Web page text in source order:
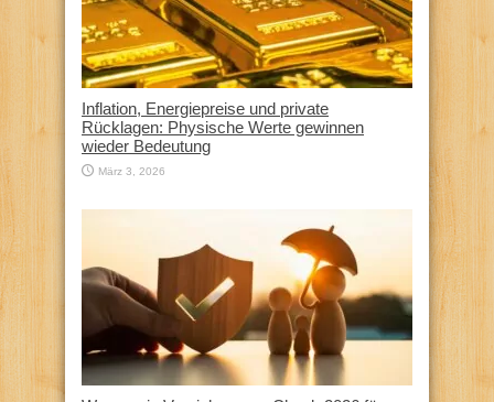
Inflation, Energiepreise und private
Rücklagen: Physische Werte gewinnen
wieder Bedeutung
März 3, 2026